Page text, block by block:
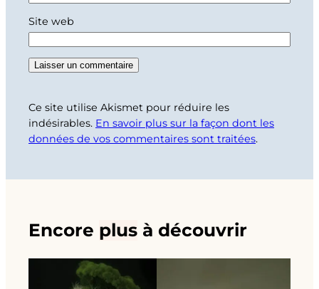
Site web
Ce site utilise Akismet pour réduire les
indésirables. En savoir plus sur la façon dont les
données de vos commentaires sont traitées.
Encore plus à découvrir